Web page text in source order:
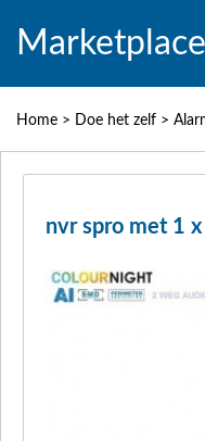
Home > Doe het zelf >
nvr spro met 1